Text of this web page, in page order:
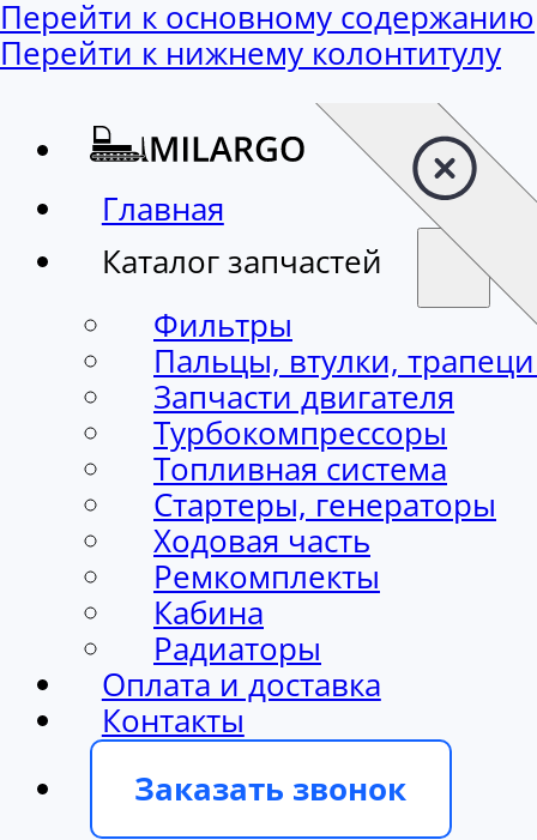
Перейти к основному содержанию
Перейти к нижнему колонтитулу
Главная
Каталог запчастей
Фильтры
Пальцы, втулки,
Запчасти двигателя
Турбокомпрессоры
Топливная система
Стартеры, генераторы
Ходовая часть
Ремкомплекты
Кабина
Радиаторы
Оплата и доставка
Контакты
Заказать звонок